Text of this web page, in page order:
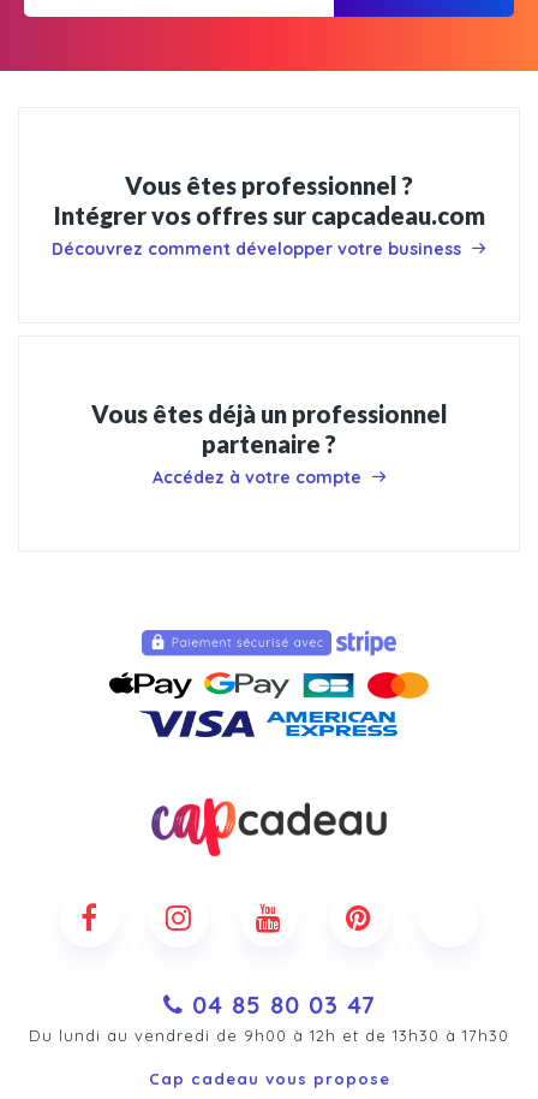
Vous êtes professionnel ?
Intégrer vos offres sur capcadeau.com
Découvrez comment développer votre business
Vous êtes déjà un professionnel
partenaire ?
Accédez à votre compte
04 85 80 03 47
Du lundi au vendredi de 9h00 à 12h et de 13h30 à 17h30
Cap cadeau vous propose